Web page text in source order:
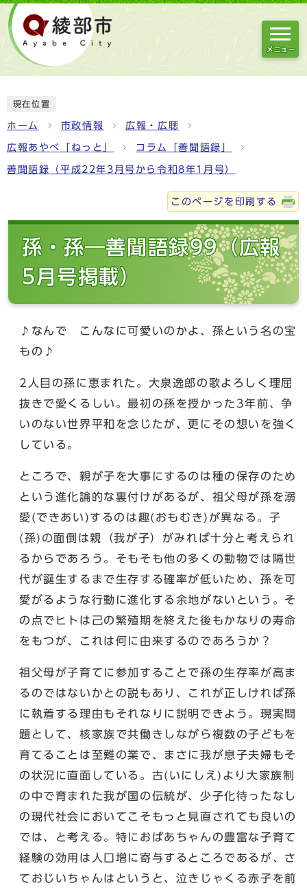
メニュー
現在位置
ホーム 市政情報 広報・広聴
広報あやべ「ねっと」 コラム「善聞語録」
善聞語録（平成22年3月号から令和8年1月号）
このページを印刷する
孫・孫―善聞語録99（広報
5月号掲載）
♪なんで こんなに可愛いのかよ、孫という名の宝
もの♪
2人目の孫に恵まれた。大泉逸郎の歌よろしく理屈
抜きで愛くるしい。最初の孫を授かった3年前、争
いのない世界平和を念じたが、更にその想いを強く
している。
ところで、親が子を大事にするのは種の保存のため
という進化論的な裏付けがあるが、祖父母が孫を溺
愛(できあい)するのは趣(おもむき)が異なる。子
(孫)の面倒は親（我が子）がみれば十分と考えられ
るからであろう。そもそも他の多くの動物では隔世
代が誕生するまで生存する確率が低いため、孫を可
愛がるような行動に進化する余地がないという。そ
の点でヒトは己の繁殖期を終えた後もかなりの寿命
をもつが、これは何に由来するのであろうか？
祖父母が子育てに参加することで孫の生存率が高ま
るのではないかとの説もあり、これが正しければ孫
に執着する理由もそれなりに説明できよう。現実問
題として、核家族で共働きしながら複数の子どもを
育てることは至難の業で、まさに我が息子夫婦もそ
の状況に直面している。古(いにしえ)より大家族制
の中で育まれた我が国の伝統が、少子化待ったなし
の現代社会においてこそもっと見直されても良いの
では、と考える。特におばあちゃんの豊富な子育て
経験の効用は人口増に寄与するところであるが、さ
ておじいちゃんはというと、泣きじゃくる赤子を前